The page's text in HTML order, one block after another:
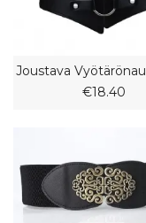
€18.40